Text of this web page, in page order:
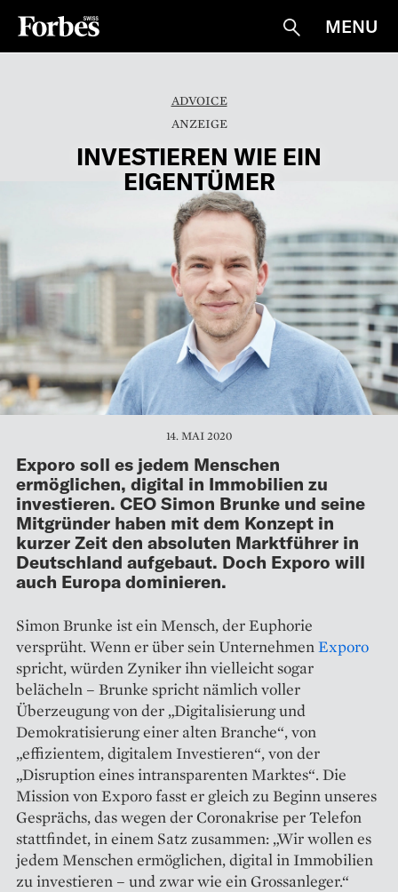
Suche
MENU
ADVOICE
INVESTIEREN WIE EIN
EIGENTÜMER
14. MAI 2020
Exporo soll es jedem Menschen
ermöglichen, digital in Immobilien zu
investieren. CEO Simon Brunke und seine
Mitgründer haben mit dem Konzept in
kurzer Zeit den absoluten Marktführer in
Deutschland aufgebaut. Doch Exporo will
auch Europa dominieren.
Simon Brunke ist ein Mensch, der Euphorie
versprüht. Wenn er über sein UnternehmenExporo
spricht, würden Zyniker ihn vielleicht sogar
belächeln – Brunke spricht nämlich voller
Überzeugung von der „Digita­lisierung und
Demokratisierung einer alten Branche“, von
„effizientem, ­di­gitalem Investieren“, von der
„Disruption eines intransparenten Marktes“. Die
Mission von Exporo fasst er gleich zu Beginn unseres
Gesprächs, das wegen der Corona­krise per Telefon
stattfindet, in einem Satz zusammen: „Wir wollen es
jedem Menschen ermöglichen, digital in ­Immobilien
zu investieren – und zwar wie ein Grossanleger.“